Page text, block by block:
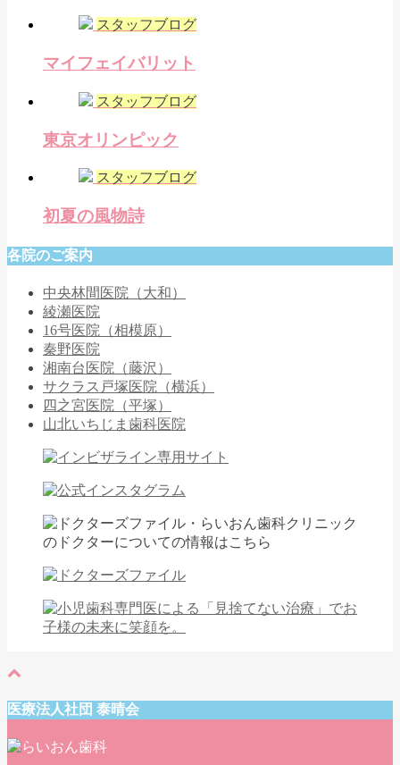
スタッフブログ
マイフェイバリット
スタッフブログ
東京オリンピック
スタッフブログ
初夏の風物詩
各院のご案内
中央林間医院（大和）
綾瀬医院
16号医院（相模原）
秦野医院
湘南台医院（藤沢）
サクラス戸塚医院（横浜）
四之宮医院（平塚）
山北いちじま歯科医院
医療法人社団 泰晴会